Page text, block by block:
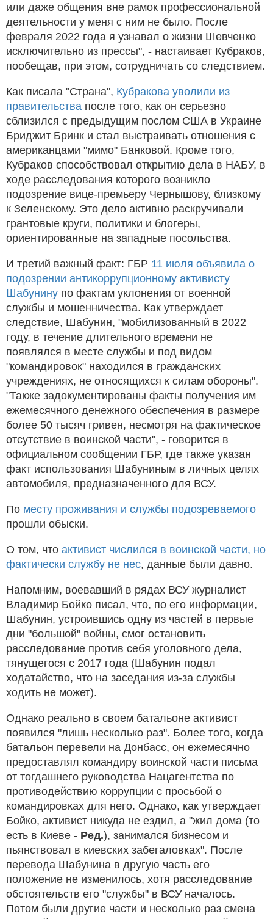
или даже общения вне рамок профессиональной
деятельности у меня с ним не было. После
февраля 2022 года я узнавал о жизни Шевченко
исключительно из прессы", - настаивает Кубраков,
пообещав, при этом, сотрудничать со следствием.
Как писала "Страна", Кубракова уволили из
правительства после того, как он серьезно
сблизился с предыдущим послом США в Украине
Бриджит Бринк и стал выстраивать отношения с
американцами "мимо" Банковой. Кроме того,
Кубраков способствовал открытию дела в НАБУ, в
ходе расследования которого возникло
подозрение вице-премьеру Чернышову, близкому
к Зеленскому. Это дело активно раскручивали
грантовые круги, политики и блогеры,
ориентированные на западные посольства.
И третий важный факт: ГБР 11 июля объявила о
подозрении антикоррупционному активисту
Шабунину по фактам уклонения от военной
службы и мошенничества. Как утверждает
следствие, Шабунин, "мобилизованный в 2022
году, в течение длительного времени не
появлялся в месте службы и под видом
"командировок" находился в гражданских
учреждениях, не относящихся к силам обороны".
"Также задокументированы факты получения им
ежемесячного денежного обеспечения в размере
более 50 тысяч гривен, несмотря на фактическое
отсутствие в воинской части", - говорится в
официальном сообщении ГБР, где также указан
факт использования Шабуниным в личных целях
автомобиля, предназначенного для ВСУ.
По месту проживания и службы подозреваемого
прошли обыски.
О том, что активист числился в воинской части, но
фактически службу не нес, данные были давно.
Напомним, воевавший в рядах ВСУ журналист
Владимир Бойко писал, что, по его информации,
Шабунин, устроившись одну из частей в первые
дни "большой" войны, смог остановить
расследование против себя уголовного дела,
тянущегося с 2017 года (Шабунин подал
ходатайство, что на заседания из-за службы
ходить не может).
Однако реально в своем батальоне активист
появился "лишь несколько раз". Более того, когда
батальон перевели на Донбасс, он ежемесячно
предоставлял командиру воинской части письма
от тогдашнего руководства Нацагентства по
противодействию коррупции с просьбой о
командировках для него. Однако, как утверждает
Бойко, активист никуда не ездил, а "жил дома (то
есть в Киеве - Ред.), занимался бизнесом и
пьянствовал в киевских забегаловках". После
перевода Шабунина в другую часть его
положение не изменилось, хотя расследование
обстоятельств его "службы" в ВСУ началось.
Потом были другие части и несколько раз смена